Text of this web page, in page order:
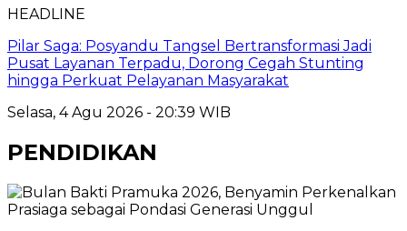
HEADLINE
Pilar Saga: Posyandu Tangsel Bertransformasi Jadi
Pusat Layanan Terpadu, Dorong Cegah Stunting
hingga Perkuat Pelayanan Masyarakat
Selasa, 4 Agu 2026 - 20:39 WIB
PENDIDIKAN